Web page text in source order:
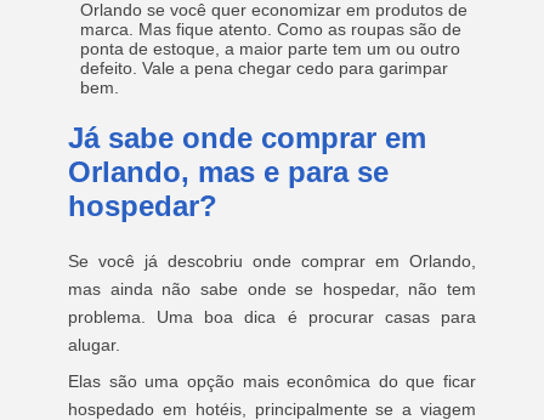
Orlando se você quer economizar em produtos de
marca. Mas fique atento. Como as roupas são de
ponta de estoque, a maior parte tem um ou outro
defeito. Vale a pena chegar cedo para garimpar
bem.
Já sabe onde comprar em
Orlando, mas e para se
hospedar?
Se você já descobriu onde comprar em Orlando,
mas ainda não sabe onde se hospedar, não tem
problema. Uma boa dica é procurar casas para
alugar.
Elas são uma opção mais econômica do que ficar
hospedado em hotéis, principalmente se a viagem